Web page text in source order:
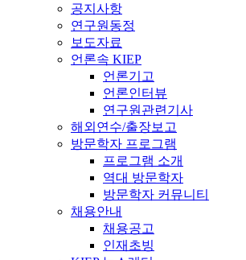
공지사항
연구원동정
보도자료
언론속 KIEP
언론기고
언론인터뷰
연구원관련기사
해외연수/출장보고
방문학자 프로그램
프로그램 소개
역대 방문학자
방문학자 커뮤니티
채용안내
채용공고
인재초빙